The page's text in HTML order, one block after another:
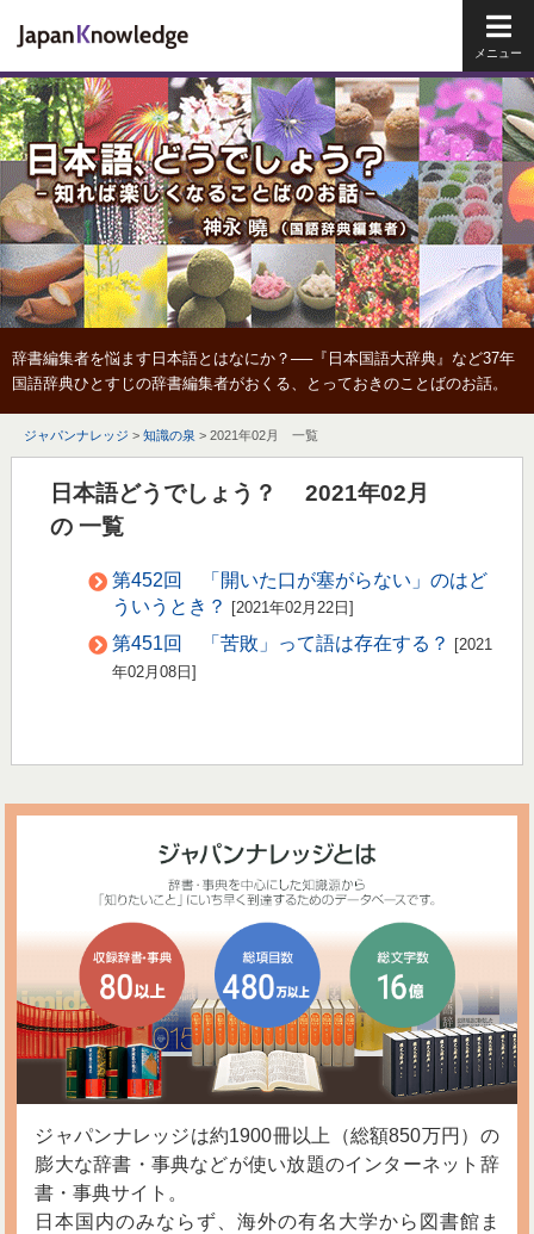
辞書編集者を悩ます日本語とはなにか？──『日本国語大辞典』など37年
国語辞典ひとすじの辞書編集者がおくる、とっておきのことばのお話。
ジャパンナレッジ > 知識の泉 > 2021年02月 一覧
日本語どうでしょう？ 2021年02月
の 一覧
第452回 「開いた口が塞がらない」のはど
ういうとき？
[2021年02月22日]
第451回 「苦敗」って語は存在する？
[2021
年02月08日]
ジャパンナレッジは約1900冊以上（総額850万円）の
膨大な辞書・事典などが使い放題のインターネット辞
書・事典サイト。
日本国内のみならず、海外の有名大学から図書館ま